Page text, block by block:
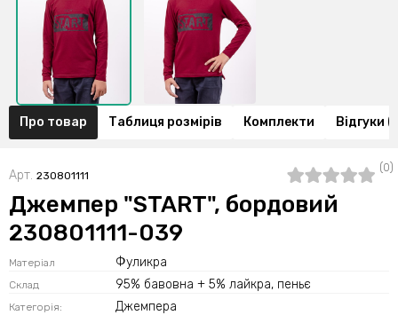
Про товар Таблиця розмірів Комплекти Відгуки
Арт. 230801111
(0)
Джемпер "START", бордовий
230801111-039
Матеріал Фуликра
Склад 95% бавовна + 5% лайкра, пеньє
Категорія: Джемпера